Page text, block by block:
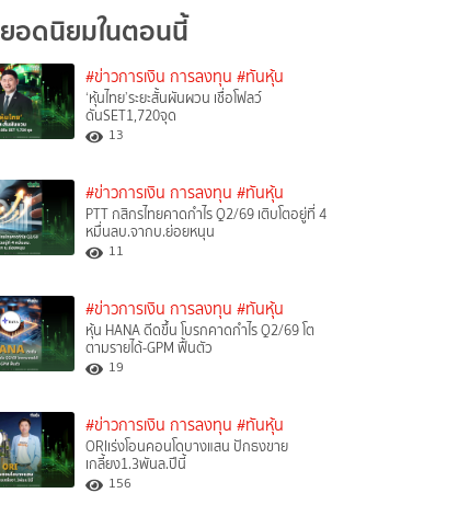
ยอดนิยมในตอนนี้
#ข่าวการเงิน การลงทุน #ทันหุ้น
‘หุ้นไทย’ระยะสั้นผันผวน เชื่อโฟลว์
ดันSET1,720จุด
13
#ข่าวการเงิน การลงทุน #ทันหุ้น
PTT กสิกรไทยคาดกำไร Q2/69 เติบโตอยู่ที่ 4
หมื่นลบ.จากบ.ย่อยหนุน
11
#ข่าวการเงิน การลงทุน #ทันหุ้น
หุ้น HANA ดีดขึ้น โบรกคาดกำไร Q2/69 โต
ตามรายได้-GPM ฟื้นตัว
19
#ข่าวการเงิน การลงทุน #ทันหุ้น
ORIเร่งโอนคอนโดบางแสน ปักธงขาย
เกลี้ยง1.3พันล.ปีนี้
156